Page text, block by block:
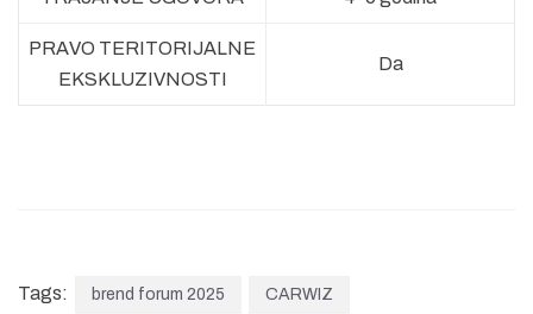
PRAVO TERITORIJALNE
EKSKLUZIVNOSTI
Da
Tags: brend forum 2025 CARWIZ